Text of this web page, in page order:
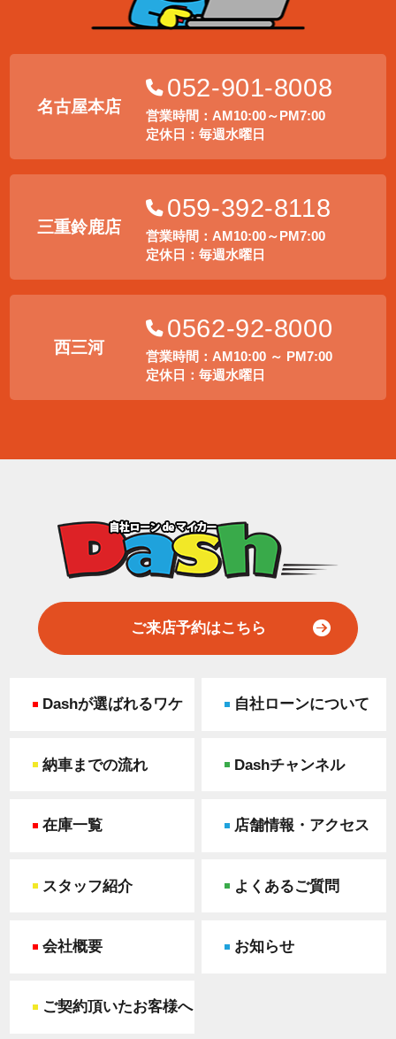
名古屋本店
052-901-8008
営業時間：AM10:00～PM7:00
定休日：毎週水曜日
三重鈴鹿店
059-392-8118
営業時間：AM10:00～PM7:00
定休日：毎週水曜日
西三河
0562-92-8000
営業時間：AM10:00 ～ PM7:00
定休日：毎週水曜日
ご来店予約はこちら
Dashが選ばれるワケ 自社ローンについて
納車までの流れ Dashチャンネル
在庫一覧 店舗情報・アクセス
スタッフ紹介 よくあるご質問
会社概要 お知らせ
ご契約頂いたお客様へ